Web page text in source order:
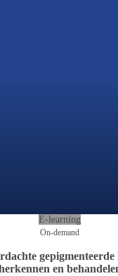
E-learning
On-demand
en